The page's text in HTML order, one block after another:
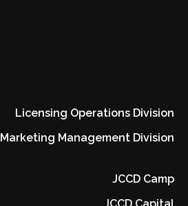
Licensing Operations Division
Marketing Management Division
JCCD Camp
JCCD Capital